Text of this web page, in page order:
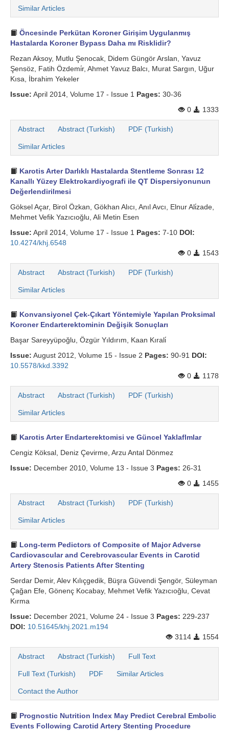
Similar Articles
Öncesinde Perkütan Koroner Girişim Uygulanmış
Hastalarda Koroner Bypass Daha mı Risklidir?
Rezan Aksoy, Mutlu Şenocak, Didem Güngör Arslan, Yavuz
Şensöz, Fatih Özdemi̇r, Ahmet Yavuz Balcı, Murat Sargın, Uğur
Kısa, İbrahim Yekeler
Issue: April 2014, Volume 17 - Issue 1 Pages: 30-36
0
1333
Abstract Abstract (Turkish) PDF (Turkish)
Similar Articles
Karotis Arter Darlıklı Hastalarda Stentleme Sonrası 12
Kanallı Yüzey Elektrokardiyografi ile QT Dispersiyonunun
Değerlendirilmesi
Göksel Açar, Birol Özkan, Gökhan Alıcı, Anıl Avcı, Elnur Ali̇zade,
Mehmet Vefik Yazıcıoğlu, Ali Metin Esen
Issue: April 2014, Volume 17 - Issue 1 Pages: 7-10 DOI:
10.4274/khj.6548
0
1543
Abstract Abstract (Turkish) PDF (Turkish)
Similar Articles
Konvansiyonel Çek-Çıkart Yöntemiyle Yapılan Proksimal
Koroner Endarterektominin Değişik Sonuçları
Başar Sareyyüpoğlu, Özgür Yıldırım, Kaan Kırali̇
Issue: August 2012, Volume 15 - Issue 2 Pages: 90-91 DOI:
10.5578/kkd.3392
0
1178
Abstract Abstract (Turkish) PDF (Turkish)
Similar Articles
Karotis Arter Endarterektomisi ve Güncel Yaklaflmlar
Cengiz Köksal, Deniz Çevirme, Arzu Antal Dönmez
Issue: December 2010, Volume 13 - Issue 3 Pages: 26-31
0
1455
Abstract Abstract (Turkish) PDF (Turkish)
Similar Articles
Long-term Pedictors of Composite of Major Adverse
Cardiovascular and Cerebrovascular Events in Carotid
Artery Stenosis Patients After Stenting
Serdar Demir, Alev Kılıçgedik, Büşra Güvendi Şengör, Süleyman
Çağan Efe, Gönenç Kocabay, Mehmet Vefik Yazıcıoğlu, Cevat
Kırma
Issue: December 2021, Volume 24 - Issue 3 Pages: 229-237
DOI: 10.51645/khj.2021.m194
3114
1554
Abstract Abstract (Turkish) Full Text
Full Text (Turkish) PDF Similar Articles
Contact the Author
Prognostic Nutrition Index May Predict Cerebral Embolic
Events Following Carotid Artery Stenting Procedure